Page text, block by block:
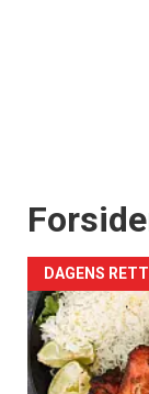
DAGENS RETT